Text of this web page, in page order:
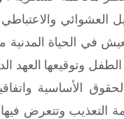
العشوائي
في الحياة
وتوقيعها العهد
الأساسية
التعذيب وتتعرض